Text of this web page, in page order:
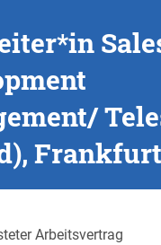
Frankfurt
Arbeitsvertrag